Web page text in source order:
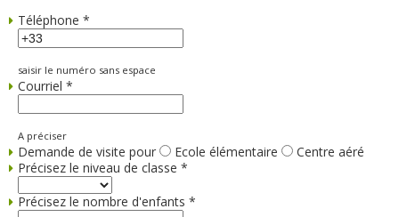
Téléphone *
saisir le numéro sans espace
Courriel *
A préciser
Demande de visite pour Ecole élémentaire
Centre aéré
Précisez le niveau de classe *
Précisez le nombre d'enfants *